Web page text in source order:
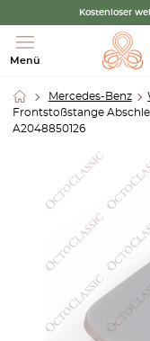
Kostenloser
Menü
Mercedes-Benz
Frontstoßstange
A2048850126